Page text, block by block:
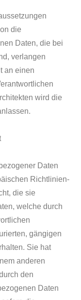
die
Daten, die bei
verlangen
an einen
wird die
Daten
Richtlinien-
die sie
welche durch
gängigen
Sie hat
anderen
den
Daten